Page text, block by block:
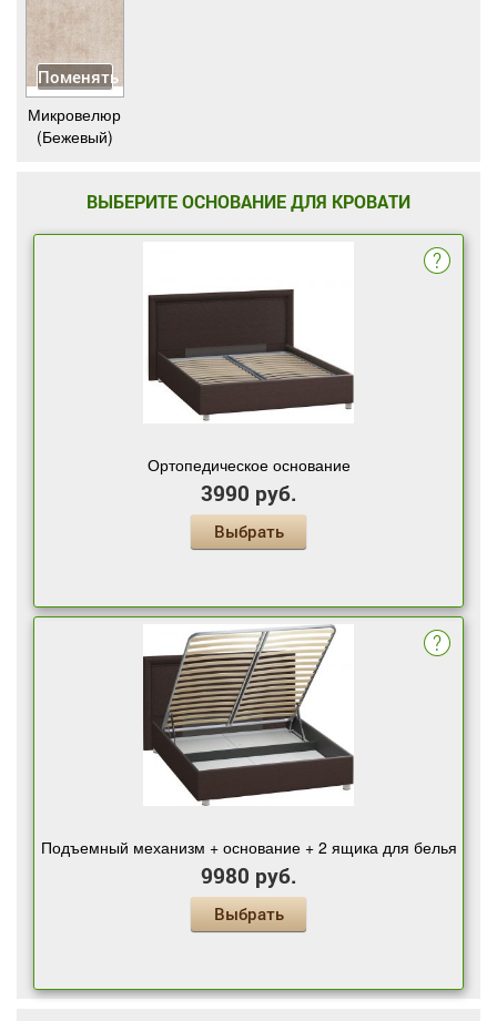
Поменять
Микровелюр
(Бежевый)
ВЫБЕРИТЕ ОСНОВАНИЕ ДЛЯ КРОВАТИ
Ортопедическое основание
3990 руб.
Выбрать
Подъемный механизм + основание + 2 ящика для белья
9980 руб.
Выбрать